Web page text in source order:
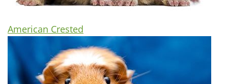
American Crested